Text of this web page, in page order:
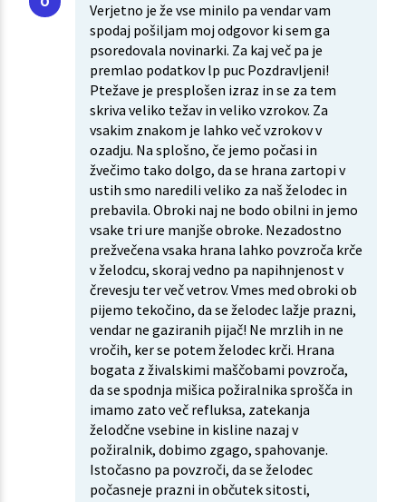
Verjetno je že vse minilo pa vendar vam
spodaj pošiljam moj odgovor ki sem ga
psoredovala novinarki. Za kaj več pa je
premlao podatkov lp puc Pozdravljeni!
Ptežave je presplošen izraz in se za tem
skriva veliko težav in veliko vzrokov. Za
vsakim znakom je lahko več vzrokov v
ozadju. Na splošno, če jemo počasi in
žvečimo tako dolgo, da se hrana zartopi v
ustih smo naredili veliko za naš želodec in
prebavila. Obroki naj ne bodo obilni in jemo
vsake tri ure manjše obroke. Nezadostno
prežvečena vsaka hrana lahko povzroča krče
v želodcu, skoraj vedno pa napihnjenost v
črevesju ter več vetrov. Vmes med obroki ob
pijemo tekočino, da se želodec lažje prazni,
vendar ne gaziranih pijač! Ne mrzlih in ne
vročih, ker se potem želodec krči. Hrana
bogata z živalskimi maščobami povzroča,
da se spodnja mišica požiralnika sprošča in
imamo zato več refluksa, zatekanja
želodčne vsebine in kisline nazaj v
požiralnik, dobimo zgago, spahovanje.
Istočasno pa povzroči, da se želodec
počasneje prazni in občutek sitosti,